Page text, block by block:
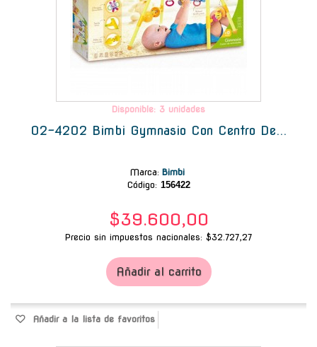
Disponible: 3 unidades
02-4202 Bimbi Gymnasio Con Centro De...
Marca: Bimbi
Código: 156422
$39.600,00
Precio sin impuestos nacionales: $32.727,27
Añadir al carrito
Añadir a la lista de favoritos